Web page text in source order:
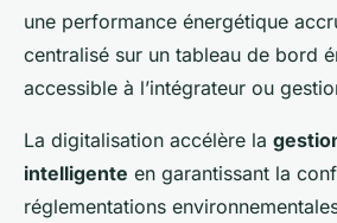
une performance énergétique
centralisé sur un tableau de bord
accessible à l’intégrateur ou
La digitalisation accélère la
intelligente en garantissant la
réglementations